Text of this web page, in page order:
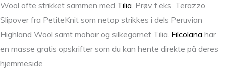
Wool ofte strikket sammen med Tilia . Prøv f.eks Terazzo
Slipover fra PetiteKnit som netop strikkes i dels Peruvian
Highland Wool samt mohair og silkegarnet Tilia. Filcolana har
en masse gratis opskrifter som du kan hente direkte på deres
hjemmeside